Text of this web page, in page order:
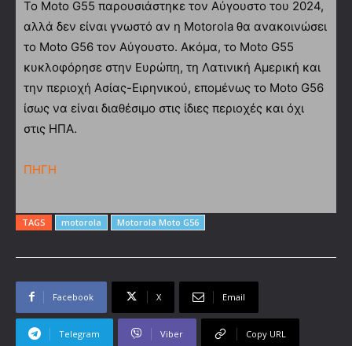
Το Moto G55 παρουσιάστηκε τον Αύγουστο του 2024,
αλλά δεν είναι γνωστό αν η Motorola θα ανακοινώσει
το Moto G56 τον Αύγουστο. Aκόμα, το Moto G55
κυκλοφόρησε στην Ευρώπη, τη Λατινική Αμερική και
την περιοχή Ασίας-Ειρηνικού, επομένως το Moto G56
ίσως να είναι διαθέσιμο στις ίδιες περιοχές και όχι
στις ΗΠΑ.
ΠΗΓΗ
TAGS motorola Motorola Moto G56
Facebook X Email
Telegram Viber Copy URL